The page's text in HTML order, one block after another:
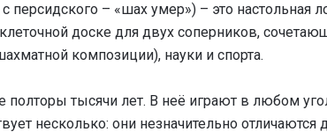
– «шах умер») – это настольная
доске для двух соперников,
композиции), науки и спорта.
полторы тысячи лет. В неё играют в любом
несколько: они незначительно отличаются